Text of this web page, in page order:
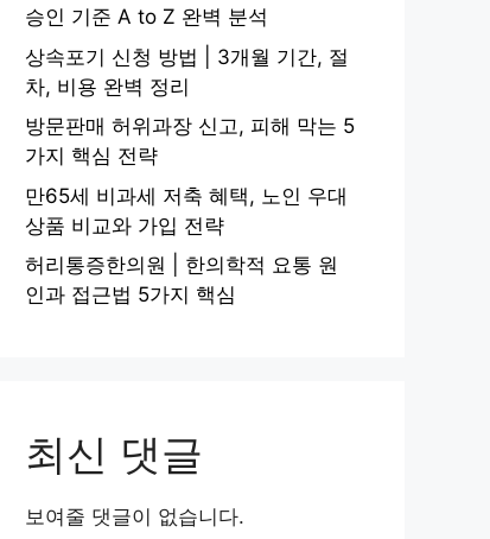
승인 기준 A to Z 완벽 분석
상속포기 신청 방법 | 3개월 기간, 절
차, 비용 완벽 정리
방문판매 허위과장 신고, 피해 막는 5
가지 핵심 전략
만65세 비과세 저축 혜택, 노인 우대
상품 비교와 가입 전략
허리통증한의원 | 한의학적 요통 원
인과 접근법 5가지 핵심
최신 댓글
보여줄 댓글이 없습니다.